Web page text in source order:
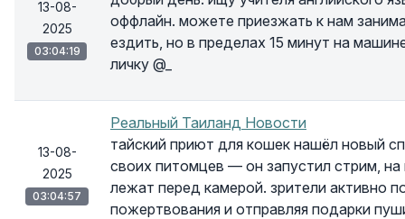
13-08-
2025
03:04:19
оффлайн. можете приезжать к нам
ездить, но в пределах 15 минут на
личку @_
13-08-
2025
03:04:57
Реальный Таиланд Новости
тайский приют для кошек нашёл новый
своих питомцев — он запустил стрим,
лежат перед камерой. зрители активно
пожертвования и отправляя подарки